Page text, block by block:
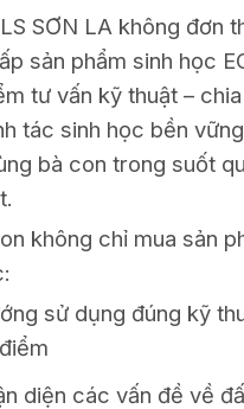
SƠN LA không đơn
sản phẩm sinh học
tư vấn kỹ thuật –
tác sinh học bền
bà con trong suốt
không chỉ mua sản
sử dụng đúng kỹ
diện các vấn đề về